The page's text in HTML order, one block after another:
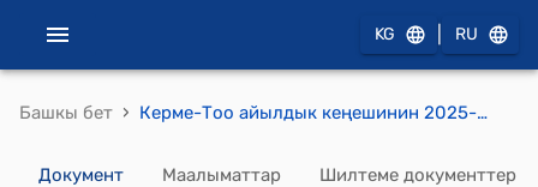
KG RU
Башкы бет › Керме-Тоо айылдык кеңешинин 2025-жылдын 16-январындагы №2/13 "Имаратты убактылуу пайдаланууга берүү жөнүндө" токтому.
Документ Маалыматтар Шилтеме документтер